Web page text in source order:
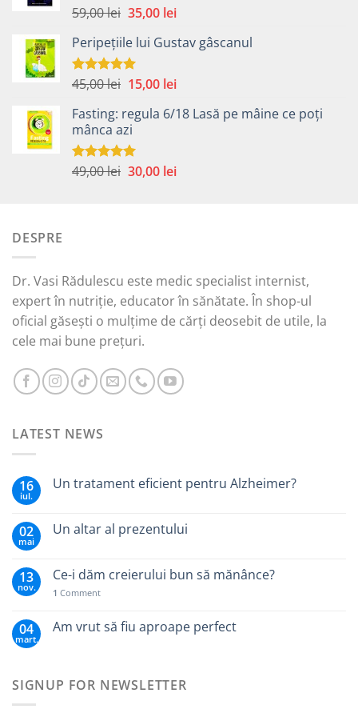
Evaluat la
59,00lei Prețul
a
fost:
59,00 lei.
35,00 leiPrețul
este:
Peripețiile lui Gustav gâscanul
Evaluat la
45,00lei Prețul
a
fost:
45,00 lei.
15,00 leiPrețul
este:
Fasting: regula 6/18 Lasă pe mâine ce poți
mânca azi
Evaluat la
49,00lei Prețul
30,00 leiPrețul
DESPRE
Dr. Vasi Rădulescu este medic specialist internist,
expert în nutriție, educator în sănătate. În shop-ul
oficial găsești o mulțime de cărți deosebit de utile, la
cele mai bune prețuri.
LATEST NEWS
16
iul.
Un tratament eficient pentru Alzheimer?
02
mai
Un altar al prezentului
13
nov.
Ce-i dăm creierului bun să mănânce?
1 Comment
04
mart.
Am vrut să fiu aproape perfect
SIGNUP FOR NEWSLETTER